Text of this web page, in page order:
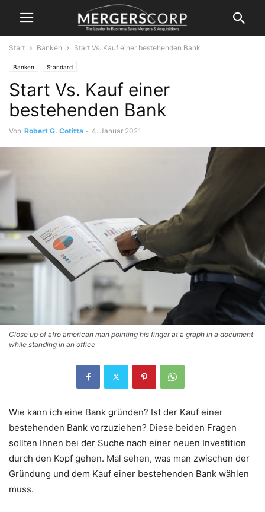
Start Banken Start Vs. Kauf einer bestehenden Bank
Banken Standard
Start Vs. Kauf einer
bestehenden Bank
Von Robert G. Cotitta - 4. Januar 2021
Close up of afro american man pointing his finger at a graph in a document
while standing in an office
Wie kann ich eine Bank gründen? Ist der Kauf einer
bestehenden Bank vorzuziehen? Diese beiden Fragen
sollten Ihnen bei der Suche nach einer neuen Investition
durch den Kopf gehen. Mal sehen, was man zwischen der
Gründung und dem Kauf einer bestehenden Bank wählen
muss.